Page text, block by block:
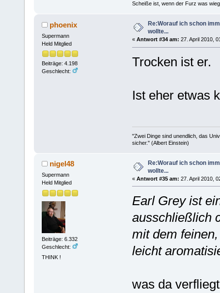
Scheiße ist, wenn der Furz was
phoenix
Supermann
Held Mitglied
Beiträge: 4.198
Geschlecht:
Re:Worauf ich schon
wollte...
« Antwort #34 am: 27. April 2010,
Trocken ist er.
Ist eher etwas
"Zwei Dinge sind unendlich, das
sicher." (Albert Einstein)
nigel48
Supermann
Held Mitglied
Beiträge: 6.332
Geschlecht:
THINK !
Re:Worauf ich schon
wollte...
« Antwort #35 am: 27. April 2010,
Earl Grey ist
ausschließlich
mit dem
leicht
was da